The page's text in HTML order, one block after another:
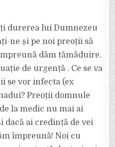
durerea lui Dumnezeu
ne și pe noi preoții să
dăm tămăduire.
de urgență . Ce se va
se vor infecta (ex
Preoții domnule
la medic nu mai ai
dacă ai credință de vei
împreună! Noi cu